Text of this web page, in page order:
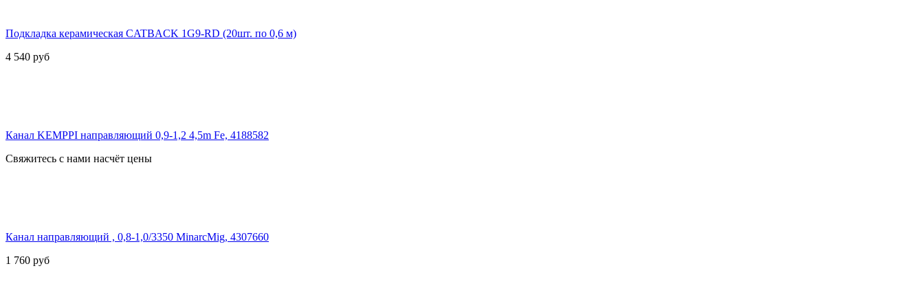
Подкладка керамическая CATBACK 1G9-RD (20шт. по 0,6 м)
4 540 руб
Канал KEMPPI направляющий 0,9-1,2 4,5m Fe, 4188582
Свяжитесь с нами насчёт цены
Канал направляющий , 0,8-1,0/3350 MinarcMig, 4307660
1 760 руб